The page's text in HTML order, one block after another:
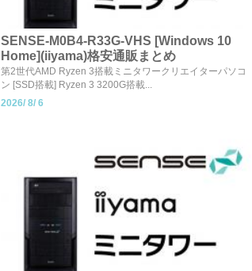
SENSE-M0B4-R33G-VHS [Windows 10
Home](iiyama)格安通販まとめ
第2世代AMD Ryzen 3搭載ミニタワークリエイターパソコ
ン [SSD搭載] Ryzen 3 3200G搭載...
2026/ 8/ 6